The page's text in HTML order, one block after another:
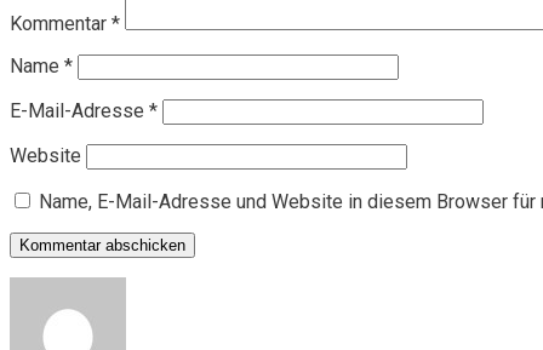
Kommentar *
Name *
E-Mail-Adresse *
Website
Name, E-Mail-Adresse und Website in diesem Browser